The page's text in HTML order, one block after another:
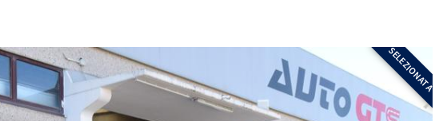
SELEZIONATA